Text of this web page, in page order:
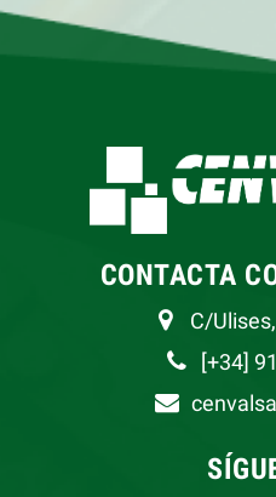
CONTACTA
C/
[+34]